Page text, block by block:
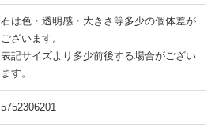
石は色・透明感・大きさ等多少の個体差が
ございます。
表記サイズより多少前後する場合がござい
ます。
5752306201